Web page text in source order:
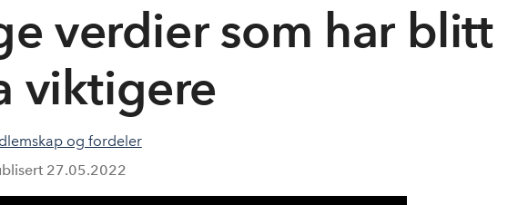
verdier som har blitt
viktigere
og fordeler
27.05.2022